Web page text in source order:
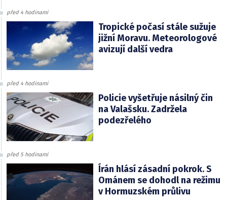
před 4 hodinami
Tropické počasí stále sužuje
jižní Moravu. Meteorologové
avizují další vedra
před 4 hodinami
Policie vyšetřuje násilný čin
na Valašsku. Zadržela
podezřelého
před 5 hodinami
Írán hlásí zásadní pokrok. S
Ománem se dohodl na režimu
v Hormuzském průlivu